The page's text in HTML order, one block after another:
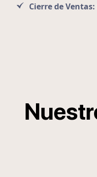
Cierre de Ventas: